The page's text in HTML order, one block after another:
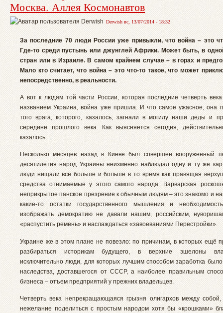
Москва. Аллея Космонавтов
Derwish вс, 13/07/2014 - 18:32
За последние 70 люди России уже привыкли, что война – это
Где-то среди пустынь или джунглей Африки. Может быть, в
стран или в Израиле. В самом крайнем случае – в горах и
Мало кто считает, что война – это что-то такое, что может
непосредственно, в реальности.
А вот к людям той части России, которая последние четверть
названием Украина, война уже пришла. И что самое ужасное, она
того врага, которого, казалось, загнали в могилу наши деды и
середине прошлого века. Как выясняется сегодня,
казалось.
Несколько месяцев назад в Киеве был совершен вооруженный
десятилетия народ Украины неизменно наблюдал одну и ту же
люди нищали всё больше и больше в то время как правящая
средства отнимаемые у этого самого народа. Варварская
неприкрытое панское презрение к обычным людям – это знакомо и
какие-то остатки государственного мышления и
изображать демократию не давали нашим, российским,
«распустить ремень» и наслаждаться «завоеваниями Перестройки».
Украине же в этом плане не повезло: по причинам, в которых ещё
разбираться историкам будущего, в верхние эшелоны
исключительно люди, для которых лучшим способом заработка было
наследства, доставшегося от СССР, а наиболее правильным
бизнеса – отъем предприятий у прежних владельцев.
Четверть века непрекращающаяся грызня олигархов между
нежелание поделиться с простым народом хотя бы «крошками»